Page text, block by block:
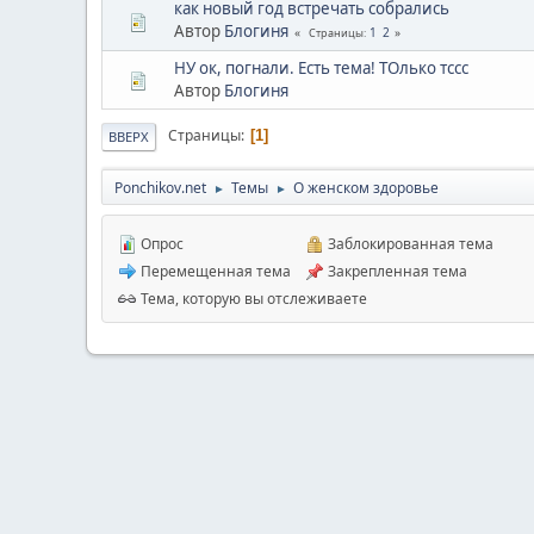
как новый год встречать собрались
Автор Блогиня Страницы 1 2
НУ ок, погнали. Есть тема! ТОлько тссс
Автор Блогиня
ВВЕРХ Страницы 1
Ponchikov.net ► Темы ► О женском здоровье
Опрос
Перемещенная тема
Заблокированная тема
Закрепленная тема
Тема, которую вы отслеживаете